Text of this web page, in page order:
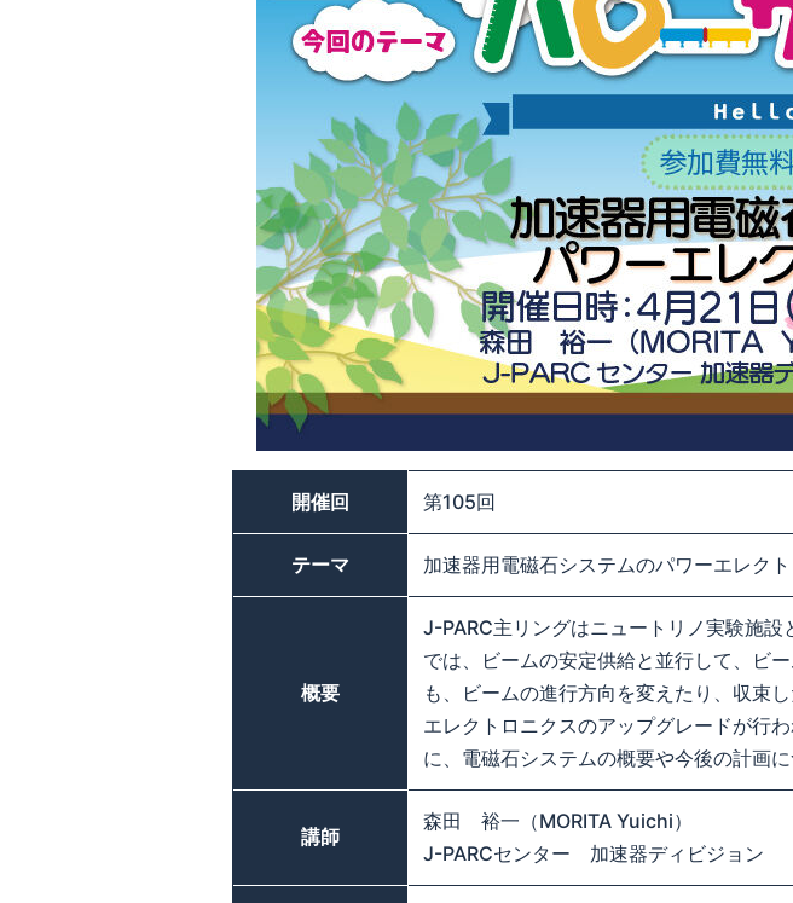
開催回 第105回
テーマ 加速器用電磁石システムのパワーエレク
概要
J-PARC主リングはニュートリノ実験施
では、ビームの安定供給と並行して、ビ
も、ビームの進行方向を変えたり、収束
エレクトロニクスのアップグレードが行
に、電磁石システムの概要や今後の計画に
講師
森田 裕一（MORITA Yuichi）
J-PARCセンター 加速器ディビジョン